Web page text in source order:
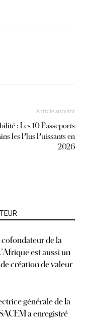
Article suivant
: Les 10 Passeports
les Plus Puissants en
2026
de la
est aussi un
création de valeur
générale de la
a enregistré